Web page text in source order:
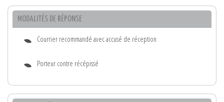
MODALITÉS DE RÉPONSE
Courrier recommandé avec accusé de réception
Porteur contre récépissé